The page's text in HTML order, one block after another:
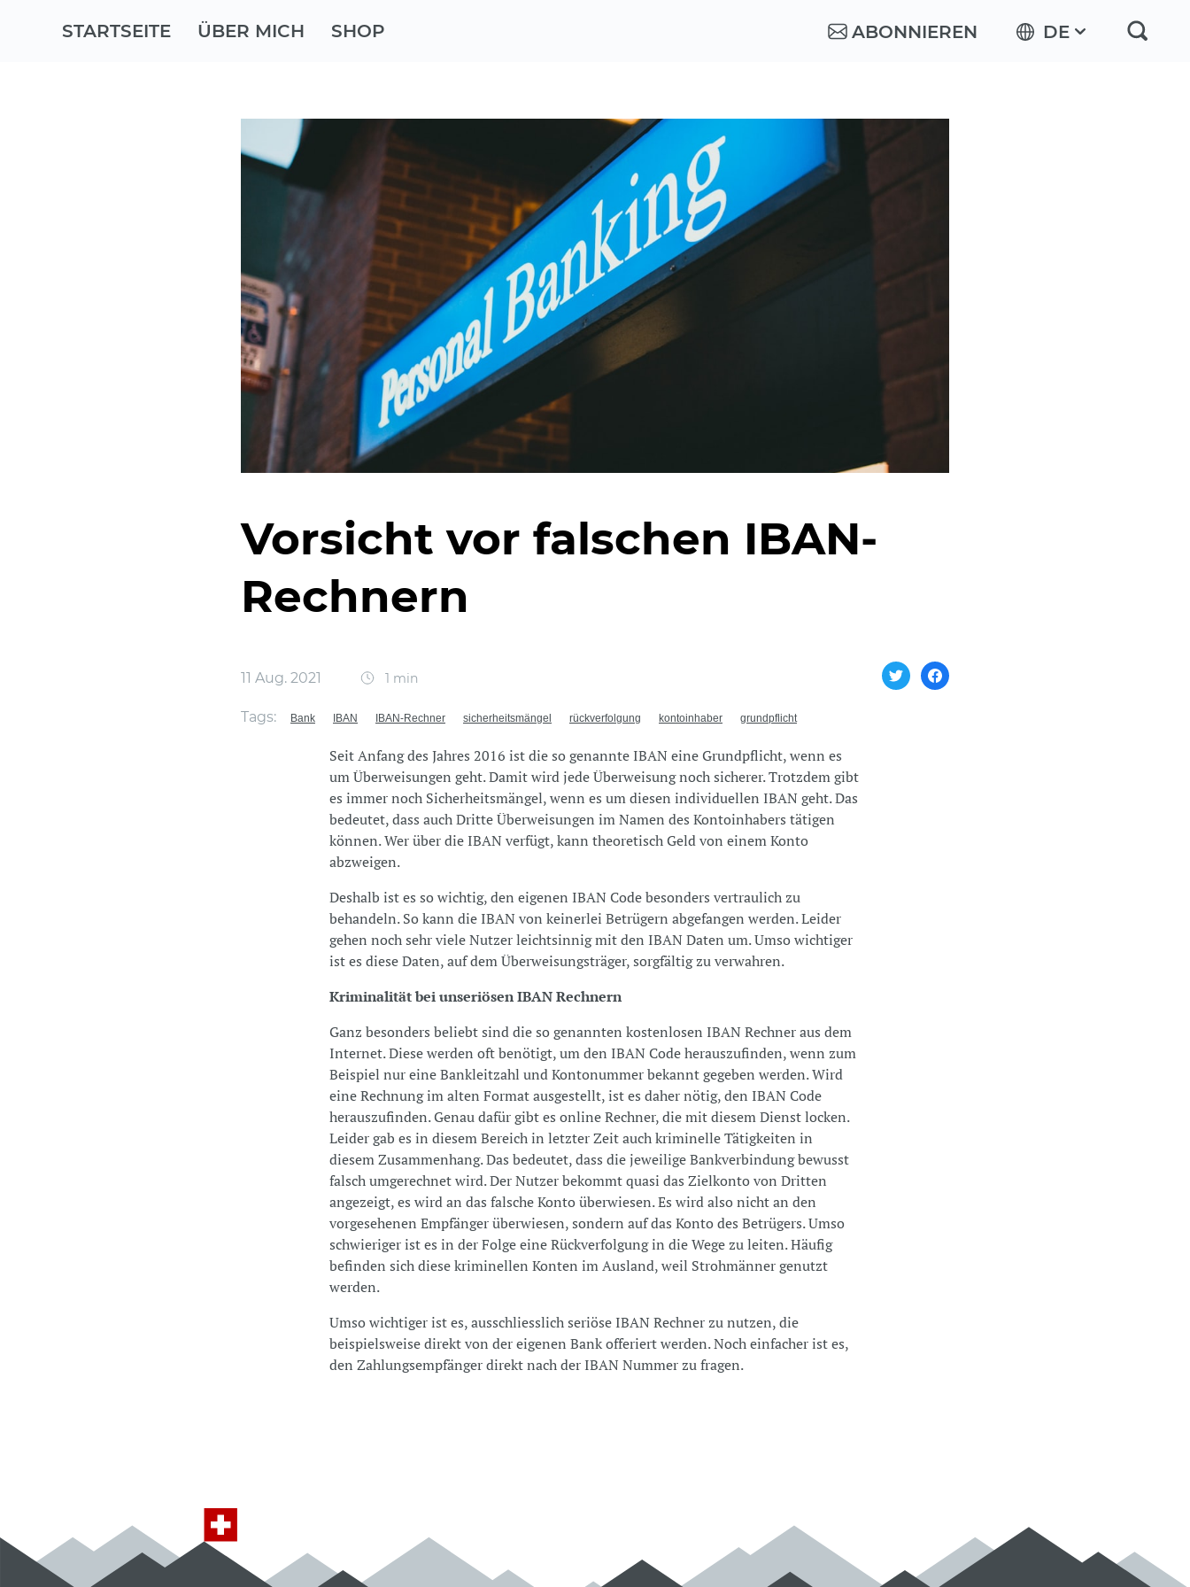
STARTSEITE ÜBER MICH SHOP ABONNIEREN DE
Vorsicht vor falschen IBAN-
Rechnern
11 Aug. 2021 1 min
Tags: Bank IBAN IBAN-Rechner sicherheitsmängel rückverfolgung kontoinhaber grundpflicht
Seit Anfang des Jahres 2016 ist die so genannte IBAN eine Grundpflicht, wenn es
um Überweisungen geht. Damit wird jede Überweisung noch sicherer. Trotzdem gibt
es immer noch Sicherheitsmängel, wenn es um diesen individuellen IBAN geht. Das
bedeutet, dass auch Dritte Überweisungen im Namen des Kontoinhabers tätigen
können. Wer über die IBAN verfügt, kann theoretisch Geld von einem Konto
abzweigen.
Deshalb ist es so wichtig, den eigenen IBAN Code besonders vertraulich zu
behandeln. So kann die IBAN von keinerlei Betrügern abgefangen werden. Leider
gehen noch sehr viele Nutzer leichtsinnig mit den IBAN Daten um. Umso wichtiger
ist es diese Daten, auf dem Überweisungsträger, sorgfältig zu verwahren.
Kriminalität bei unseriösen IBAN Rechnern
Ganz besonders beliebt sind die so genannten kostenlosen IBAN Rechner aus dem
Internet. Diese werden oft benötigt, um den IBAN Code herauszufinden, wenn zum
Beispiel nur eine Bankleitzahl und Kontonummer bekannt gegeben werden. Wird
eine Rechnung im alten Format ausgestellt, ist es daher nötig, den IBAN Code
herauszufinden. Genau dafür gibt es online Rechner, die mit diesem Dienst locken.
Leider gab es in diesem Bereich in letzter Zeit auch kriminelle Tätigkeiten in
diesem Zusammenhang. Das bedeutet, dass die jeweilige Bankverbindung bewusst
falsch umgerechnet wird. Der Nutzer bekommt quasi das Zielkonto von Dritten
angezeigt, es wird an das falsche Konto überwiesen. Es wird also nicht an den
vorgesehenen Empfänger überwiesen, sondern auf das Konto des Betrügers. Umso
schwieriger ist es in der Folge eine Rückverfolgung in die Wege zu leiten. Häufig
befinden sich diese kriminellen Konten im Ausland, weil Strohmänner genutzt
werden.
Umso wichtiger ist es, ausschliesslich seriöse IBAN Rechner zu nutzen, die
beispielsweise direkt von der eigenen Bank offeriert werden. Noch einfacher ist es,
den Zahlungsempfänger direkt nach der IBAN Nummer zu fragen.